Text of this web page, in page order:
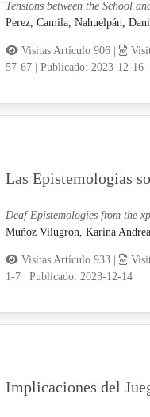
Tensions between the School
Perez, Camila, Nahuelpán,
Visitas Artículo 906 |
57-67
Publicado: 2023-12-16
Las Epistemologías
Deaf Epistemologies from the
Muñoz Vilugrón, Karina
Visitas Artículo 933 |
1-7 | Publicado: 2023-12-14
Implicaciones del